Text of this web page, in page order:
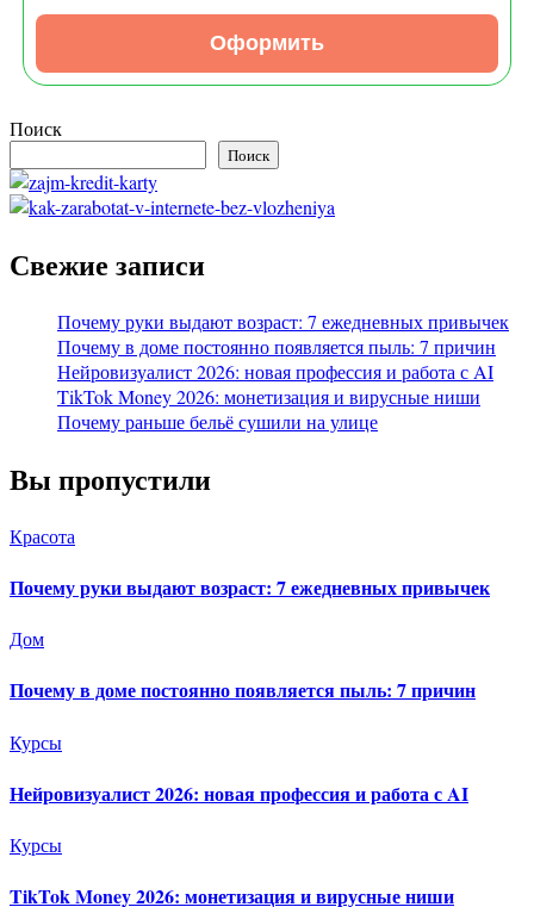
Оформить
Поиск
Поиск
Свежие записи
Почему руки выдают возраст: 7 ежедневных привычек
Почему в доме постоянно появляется пыль: 7 причин
Нейровизуалист 2026: новая профессия и работа с AI
TikTok Money 2026: монетизация и вирусные ниши
Почему раньше бельё сушили на улице
Вы пропустили
Красота
Почему руки выдают возраст: 7 ежедневных привычек
Дом
Почему в доме постоянно появляется пыль: 7 причин
Курсы
Нейровизуалист 2026: новая профессия и работа с AI
Курсы
TikTok Money 2026: монетизация и вирусные ниши